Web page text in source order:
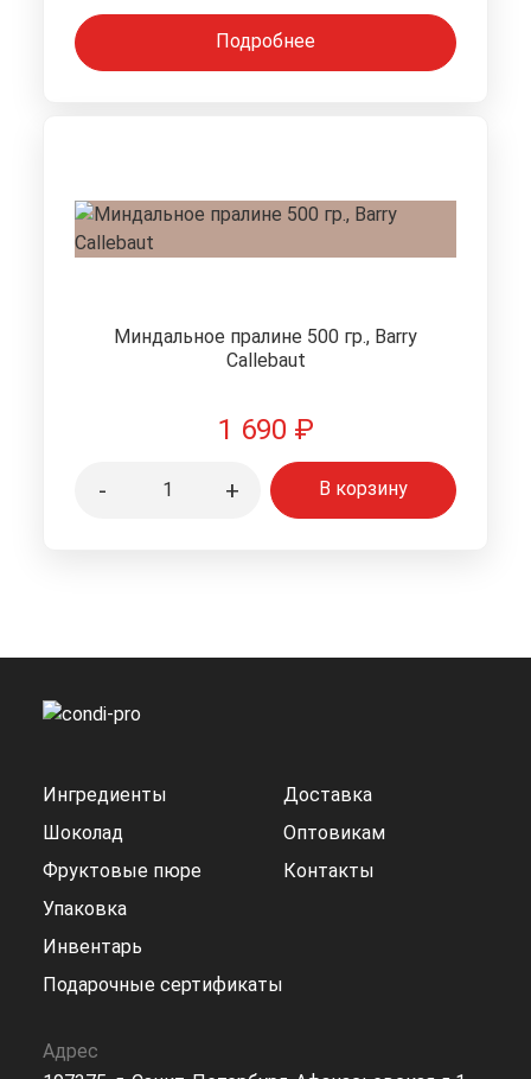
Подробнее
Миндальное пралине 500 гр., Barry
Callebaut
1 690 ₽
- + В корзину
Ингредиенты
Шоколад
Фруктовые пюре
Упаковка
Инвентарь
Подарочные сертификаты
Доставка
Оптовикам
Контакты
Адрес